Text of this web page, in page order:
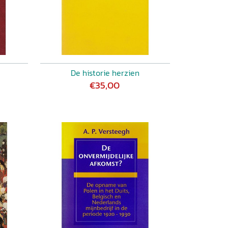
De historie herzien
€35,00